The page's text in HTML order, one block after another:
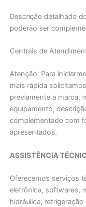
Descrição detalhado
poderão ser
Centrais de
Atenção: Para
mais rápida
previamente a marca,
equipamento,
complementado com
apresentados.
ASSISTÊNCIA
Oferecemos serviços
eletrônica, softwares,
hidráulica,